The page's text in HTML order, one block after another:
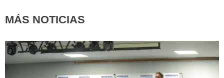
MÁS NOTICIAS